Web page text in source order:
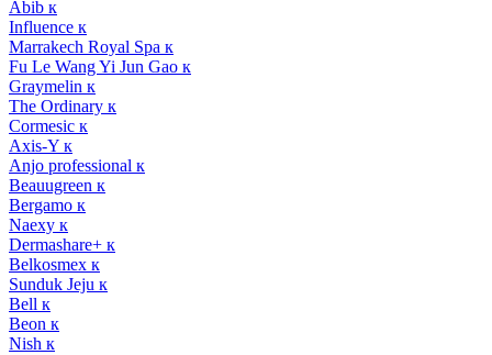
Abib к
Influence к
Marrakech Royal Spa к
Fu Le Wang Yi Jun Gao к
Graymelin к
The Ordinary к
Cormesic к
Axis-Y к
Anjo professional к
Beauugreen к
Bergamo к
Naexy к
Dermashare+ к
Belkosmex к
Sunduk Jeju к
Bell к
Beon к
Nish к